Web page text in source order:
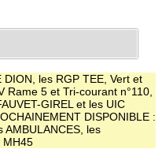
les RGP TEE, Vert et
5 et Tri-courant n°110,
GIREL et les UIC
DISPONIBLE :
AMBULANCES, les
MH45